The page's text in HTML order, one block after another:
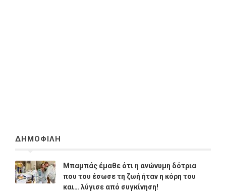
ΔΗΜΟΦΙΛΗ
Μπαμπάς έμαθε ότι η ανώνυμη δότρια
που του έσωσε τη ζωή ήταν η κόρη του
και… λύγισε από συγκίνηση!